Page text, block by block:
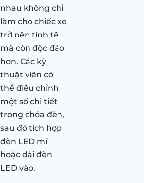
nhau không chỉ
làm cho chiếc xe
trở nên tinh tế
mà còn độc đáo
hơn. Các kỹ
thuật viên có
thể điều chỉnh
một số chi tiết
trong chóa đèn,
sau đó tích hợp
đèn LED mí
hoặc dải đèn
LED vào.